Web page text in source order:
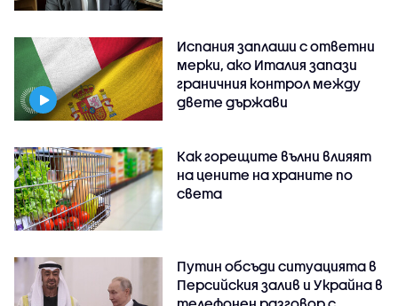
Испания заплаши с ответни
мерки, ако Италия запази
граничния контрол между
двете държави
Как горещите вълни влияят
на цените на храните по
света
Путин обсъди ситуацията в
Персийския залив и Украйна в